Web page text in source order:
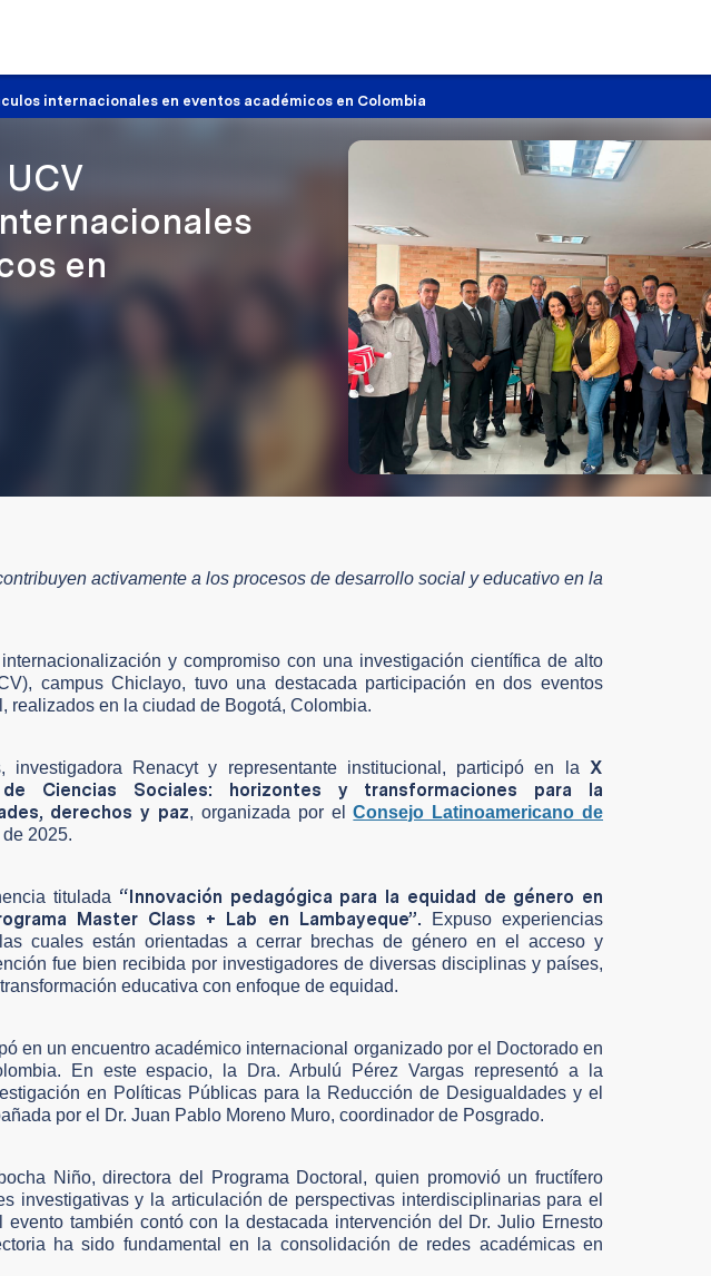
internacionales en eventos académicos en Colombia
en
activamente a los procesos de desarrollo social y educativo en la
y compromiso con una investigación científica de alto
campus Chiclayo, tuvo una destacada participación en dos eventos
en la ciudad de Bogotá, Colombia.
investigadora Renacyt y representante institucional, participó en la X
Ciencias Sociales: horizontes y transformaciones para la
derechos y paz, organizada por elConsejo Latinoamericano de
2025.
titulada “Innovación pedagógica para la equidad de género en
Master Class + Lab en Lambayeque”.
Expuso experiencias
cuales están orientadas a cerrar brechas de género en el acceso y
fue bien recibida por investigadores de diversas disciplinas y países,
educativa con enfoque de equidad.
en un encuentro académico internacional organizado por el Doctorado en
En este espacio, la Dra. Arbulú Pérez Vargas representó a la
en Políticas Públicas para la Reducción de Desigualdades y el
por el Dr. Juan Pablo Moreno Muro, coordinador de Posgrado.
Niño, directora del Programa Doctoral, quien promovió un fructífero
investigativas y la articulación de perspectivas interdisciplinarias para el
también contó con la destacada intervención del Dr. Julio Ernesto
ha sido fundamental en la consolidación de redes académicas en